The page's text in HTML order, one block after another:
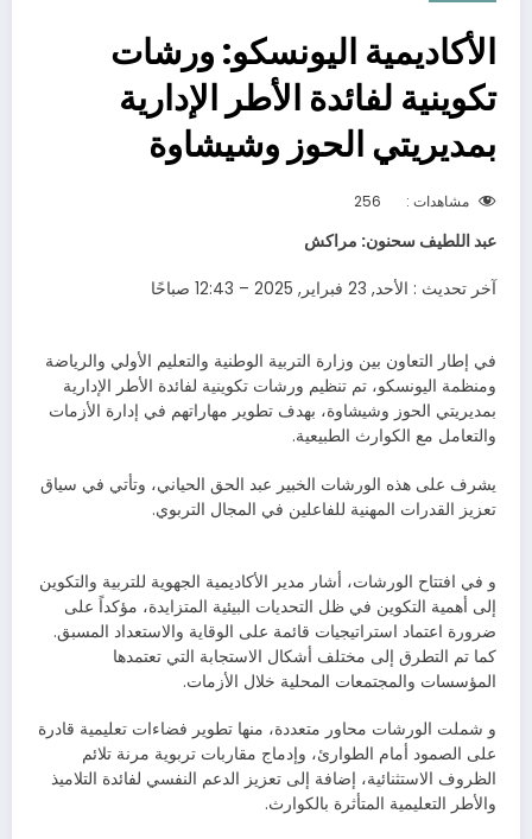
الأكاديمية اليونسكو: ورشات
تكوينية لفائدة الأطر الإدارية
بمديريتي الحوز وشيشاوة
مشاهدات : 256
عبد اللطيف سحنون: مراكش
آخر تحديث : الأحد, 23 فبراير, 2025 – 12:43 صباحًا
في إطار التعاون بين وزارة التربية الوطنية والتعليم الأولي والرياضة
ومنظمة اليونسكو، تم تنظيم ورشات تكوينية لفائدة الأطر الإدارية
بمديريتي الحوز وشيشاوة، بهدف تطوير مهاراتهم في إدارة الأزمات
والتعامل مع الكوارث الطبيعية.
يشرف على هذه الورشات الخبير عبد الحق الحياني، وتأتي في سياق
تعزيز القدرات المهنية للفاعلين في المجال التربوي.
و في افتتاح الورشات، أشار مدير الأكاديمية الجهوية للتربية والتكوين
إلى أهمية التكوين في ظل التحديات البيئية المتزايدة، مؤكداً على
ضرورة اعتماد استراتيجيات قائمة على الوقاية والاستعداد المسبق.
كما تم التطرق إلى مختلف أشكال الاستجابة التي تعتمدها
المؤسسات والمجتمعات المحلية خلال الأزمات.
و شملت الورشات محاور متعددة، منها تطوير فضاءات تعليمية قادرة
على الصمود أمام الطوارئ، وإدماج مقاربات تربوية مرنة تلائم
الظروف الاستثنائية، إضافة إلى تعزيز الدعم النفسي لفائدة التلاميذ
والأطر التعليمية المتأثرة بالكوارث.